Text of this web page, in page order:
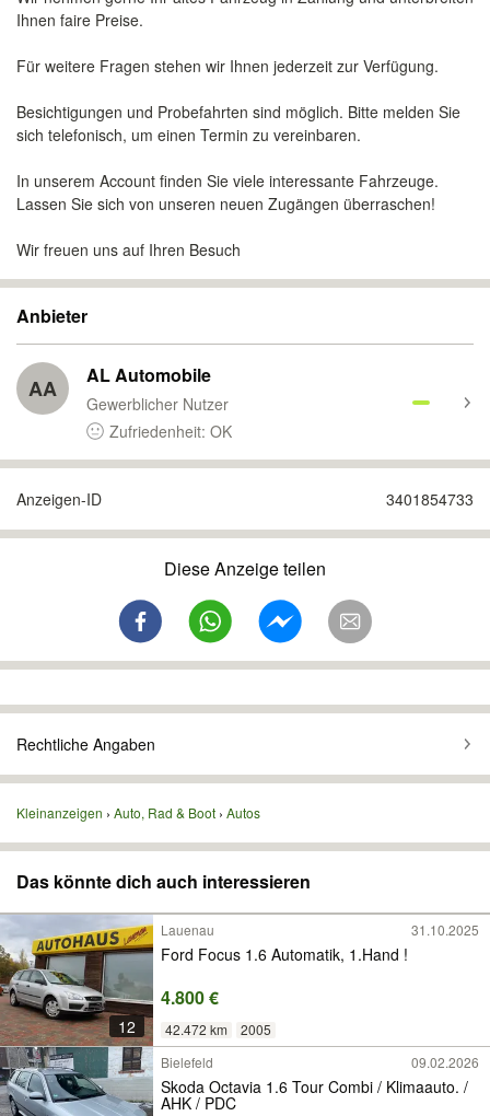
Ihnen faire Preise.
Für weitere Fragen stehen wir Ihnen jederzeit zur Verfügung.
Besichtigungen und Probefahrten sind möglich. Bitte melden Sie
sich telefonisch, um einen Termin zu vereinbaren.
In unserem Account finden Sie viele interessante Fahrzeuge.
Lassen Sie sich von unseren neuen Zugängen überraschen!
Wir freuen uns auf Ihren Besuch
Anbieter
AA AL Automobile
Gewerblicher Nutzer
Zufriedenheit: OK
Anzeigen-ID 3401854733
Diese Anzeige teilen
Rechtliche Angaben
Kleinanzeigen Auto, Rad & Boot Autos
Das könnte dich auch interessieren
12
Lauenau 31.10.2025
Ford Focus 1.6 Automatik, 1.Hand !
4.800 €
42.472 km 2005
Bielefeld 09.02.2026
Skoda Octavia 1.6 Tour Combi / Klimaauto. /
AHK / PDC